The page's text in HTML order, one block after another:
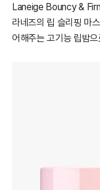
Laneige Bouncy &
라네즈의 립 슬리핑 마
어해주는 고기능 립밤